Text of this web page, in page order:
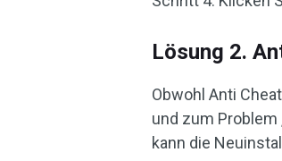
Lösung 2.
Obwohl Anti
und zum Problem
kann die